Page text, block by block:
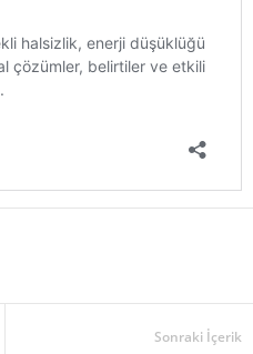
Sonraki İçerik